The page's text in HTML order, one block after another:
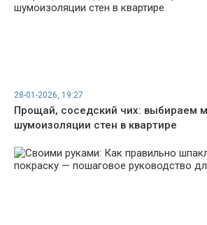
28-01-2026, 19:27
Прощай, соседский чих: выбираем
шумоизоляции стен в квартире